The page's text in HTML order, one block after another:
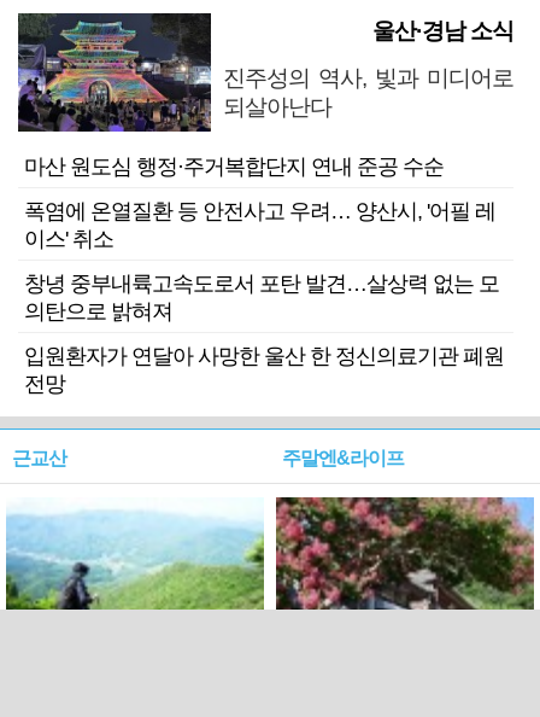
울산·경남 소식
진주성의 역사, 빛과 미디어로
되살아난다
마산 원도심 행정·주거복합단지 연내 준공 수순
폭염에 온열질환 등 안전사고 우려… 양산시, '어필 레
이스' 취소
창녕 중부내륙고속도로서 포탄 발견…살상력 없는 모
의탄으로 밝혀져
입원환자가 연달아 사망한 울산 한 정신의료기관 폐원
전망
근교산 주말엔&라이프